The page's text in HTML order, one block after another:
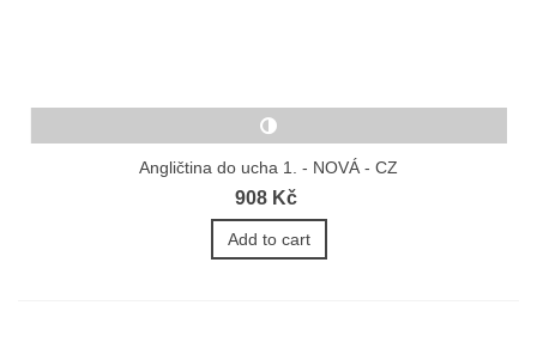
Angličtina do ucha 1. - NOVÁ - CZ
908 Kč
Add to cart